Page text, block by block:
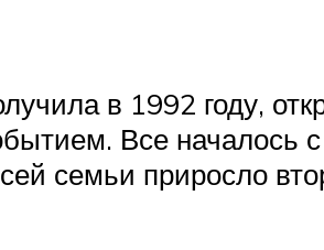
в 1992 году,
Все началось
семьи приросло